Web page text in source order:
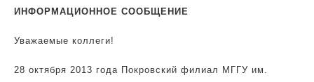
ИНФОРМАЦИОННОЕ СООБЩЕНИЕ
Уважаемые коллеги!
28 октября 2013 года Покровский филиал МГГУ им.